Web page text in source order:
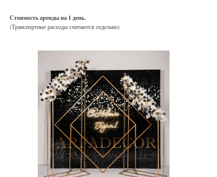
Стоимость аренды на 1 день.
(Транспортные расходы считаются отдельно)